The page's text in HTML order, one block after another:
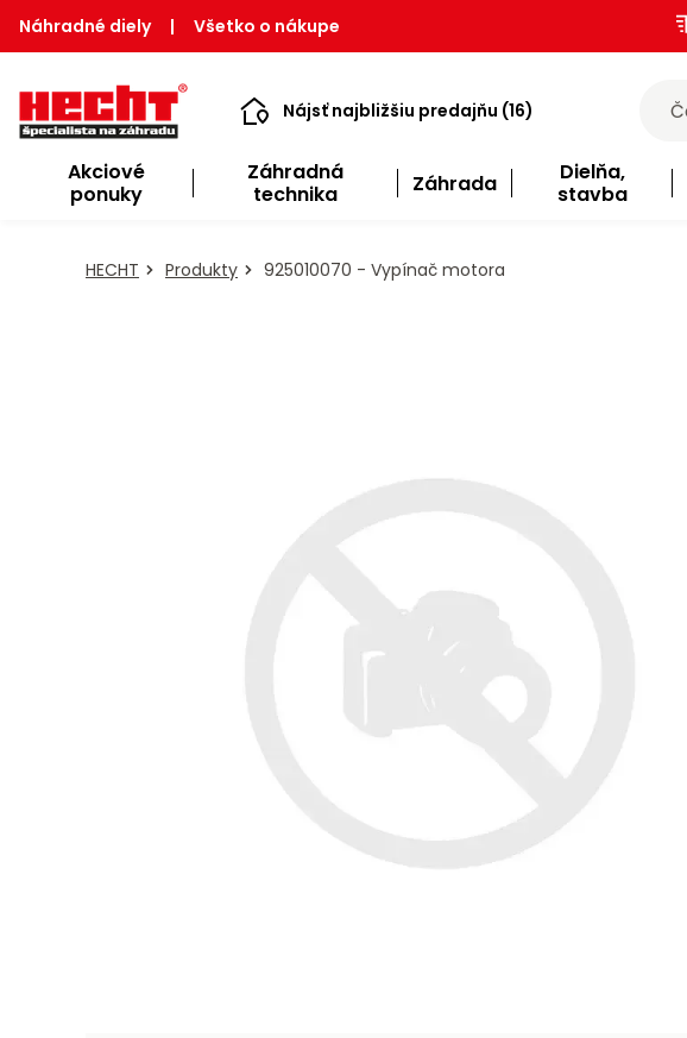
Náhradné diely | Všetko o nákupe
Nájsť najbližšiu predajňu (16)
Akciové
ponuky
Záhradná
technika
Záhrada
Dielňa,
stavba
HECHT Produkty 925010070 - Vypínač motora